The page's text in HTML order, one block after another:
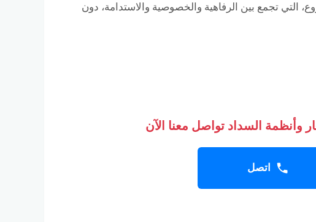
تجمع بين الرفاهية والخصوصية والاستدامة، دون
وأنظمة السداد تواصل معنا الآن
اتصل